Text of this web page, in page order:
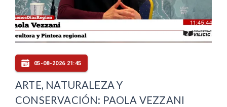
05-08-2026 21:45
ARTE, NATURALEZA Y
CONSERVACIÓN: PAOLA VEZZANI